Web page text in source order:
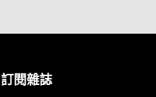
訂閱雜誌